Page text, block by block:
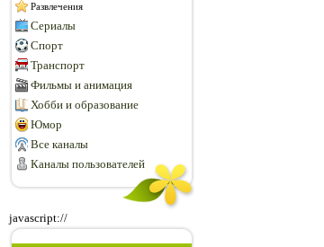
Развлечения
Сериалы
Спорт
Транспорт
Фильмы и анимация
Хобби и образование
Юмор
Все каналы
Каналы пользователей
javascript://